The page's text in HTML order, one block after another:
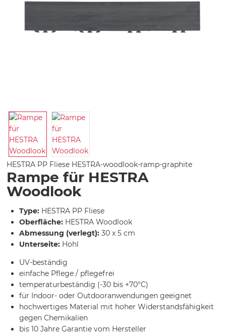
HESTRA PP Fliese HESTRA-woodlook-ramp-graphite
Rampe für HESTRA
Woodlook
Type: HESTRA PP Fliese
Oberfläche: HESTRA Woodlook
Abmessung (verlegt): 30 x 5 cm
Unterseite: Hohl
UV-beständig
einfache Pflege / pflegefrei
temperaturbeständig (-30 bis +70°C)
für Indoor- oder Outdooranwendungen geeignet
hochwertiges Material mit hoher Widerstandsfähigkeit
gegen Chemikalien
bis 10 Jahre Garantie vom Hersteller